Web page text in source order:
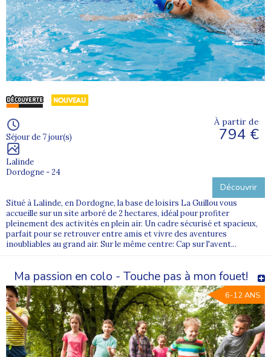
Séjour de 7 jour(s)
Lalinde
Dordogne - 24
À partir de
794 €
Découvrir
Situé à Lalinde, en Dordogne, la base de loisirs La Guillou vous
accueille sur un site arboré de 2 hectares, idéal pour profiter
pleinement des activités en plein air. Un cadre sécurisé et spacieux,
parfait pour se retrouver entre amis et vivre des aventures
inoubliables au grand air. Sur le même centre: Cap sur l'avent...
Ma passion en colo - Touche pas à mon fouet!
6-12 ANS